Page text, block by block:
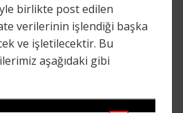
birlikte post edilen
verilerinin işlendiği başka
ve işletilecektir. Bu
aşağıdaki gibi